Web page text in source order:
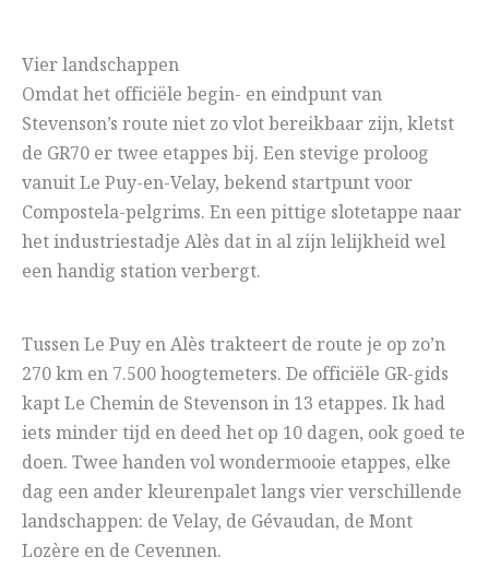
Vier landschappen
Omdat het officiële begin- en eindpunt van
Stevenson’s route niet zo vlot bereikbaar zijn, kletst
de GR70 er twee etappes bij. Een stevige proloog
vanuit Le Puy-en-Velay, bekend startpunt voor
Compostela-pelgrims. En een pittige slotetappe naar
het industriestadje Alès dat in al zijn lelijkheid wel
een handig station verbergt.
Tussen Le Puy en Alès trakteert de route je op zo’n
270 km en 7.500 hoogtemeters. De officiële GR-gids
kapt Le Chemin de Stevenson in 13 etappes. Ik had
iets minder tijd en deed het op 10 dagen, ook goed te
doen. Twee handen vol wondermooie etappes, elke
dag een ander kleurenpalet langs vier verschillende
landschappen: de Velay, de Gévaudan, de Mont
Lozère en de Cevennen.